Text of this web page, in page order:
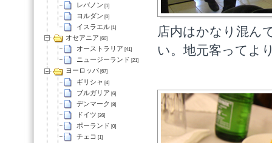
レバノン [1]
ヨルダン [0]
イスラエル [1]
オセアニア [60]
オーストラリア [41]
ニュージーランド [21]
ヨーロッパ [67]
ギリシャ [4]
ブルガリア [6]
デンマーク [8]
ドイツ [26]
ポーランド [0]
チェコ [1]
店内はかなり混ん
い。地元客ってよ